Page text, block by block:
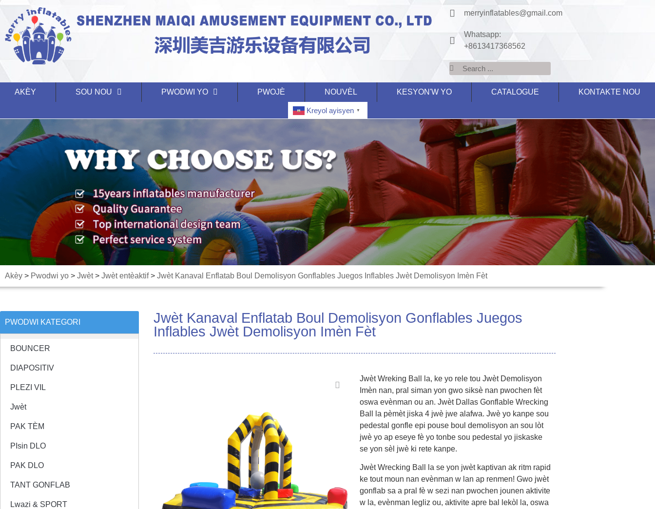
merryinflatables@gmail.com
Whatsapp:
+8613417368562
AKÈY SOU NOU PWODWI YO PWOJÈ NOUVÈL KESYON'W YO CATALOGUE KONTAKTE NOU
Kreyol ayisyen ▼
Akèy > Pwodwi yo > Jwèt> Jwèt entèaktif> Jwèt Kanaval Enflatab Boul Demolisyon Gonflables Juegos Inflables Jwèt Demolisyon Imèn Fèt
PWODWI KATEGORI
BOUNCER
DIAPOSITIV
PLEZI VIL
Jwèt
PAK TÈM
PIsin DLO
PAK DLO
TANT GONFLAB
Lwazi & SPORT
Jwèt Kanaval Enflatab Boul Demolisyon Gonflables Juegos
Inflables Jwèt Demolisyon Imèn Fèt
Jwèt Wreking Ball la, ke yo rele tou Jwèt Demolisyon
Imèn nan, pral siman yon gwo siksè nan pwochen fèt
oswa evènman ou an. Jwèt Dallas Gonflable Wrecking
Ball la pèmèt jiska 4 jwè jwe alafwa. Jwè yo kanpe sou
pedestal gonfle epi pouse boul demolisyon an sou lòt
jwè yo ap eseye fè yo tonbe sou pedestal yo jiskaske
se yon sèl jwè ki rete kanpe.
Jwèt Wrecking Ball la se yon jwèt kaptivan ak ritm rapid
ke tout moun nan evènman w lan ap renmen! Gwo jwèt
gonflab sa a pral fè w sezi nan pwochen jounen aktivite
w la, evènman legliz ou, aktivite apre bal lekòl la, oswa